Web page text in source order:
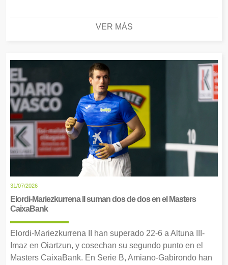
VER MÁS
31/07/2026
Elordi-Mariezkurrena II suman dos de dos en el Masters
CaixaBank
Elordi-Mariezkurrena II han superado 22-6 a Altuna III-
Imaz en Oiartzun, y cosechan su segundo punto en el
Masters CaixaBank. En Serie B, Amiano-Gabirondo han